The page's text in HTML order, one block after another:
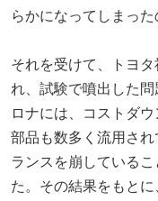
らかになってしまった
それを受けて、トヨ
れ、試験で噴出した
ロナには、コストダ
部品も数多く流用さ
ランスを崩している
た。その結果をもと